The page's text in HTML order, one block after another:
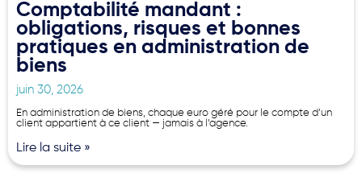
Comptabilité mandant :
obligations, risques et bonnes
pratiques en administration de
biens
juin 30, 2026
En administration de biens, chaque euro géré pour le compte d’un
client appartient à ce client — jamais à l’agence.
Lire la suite »